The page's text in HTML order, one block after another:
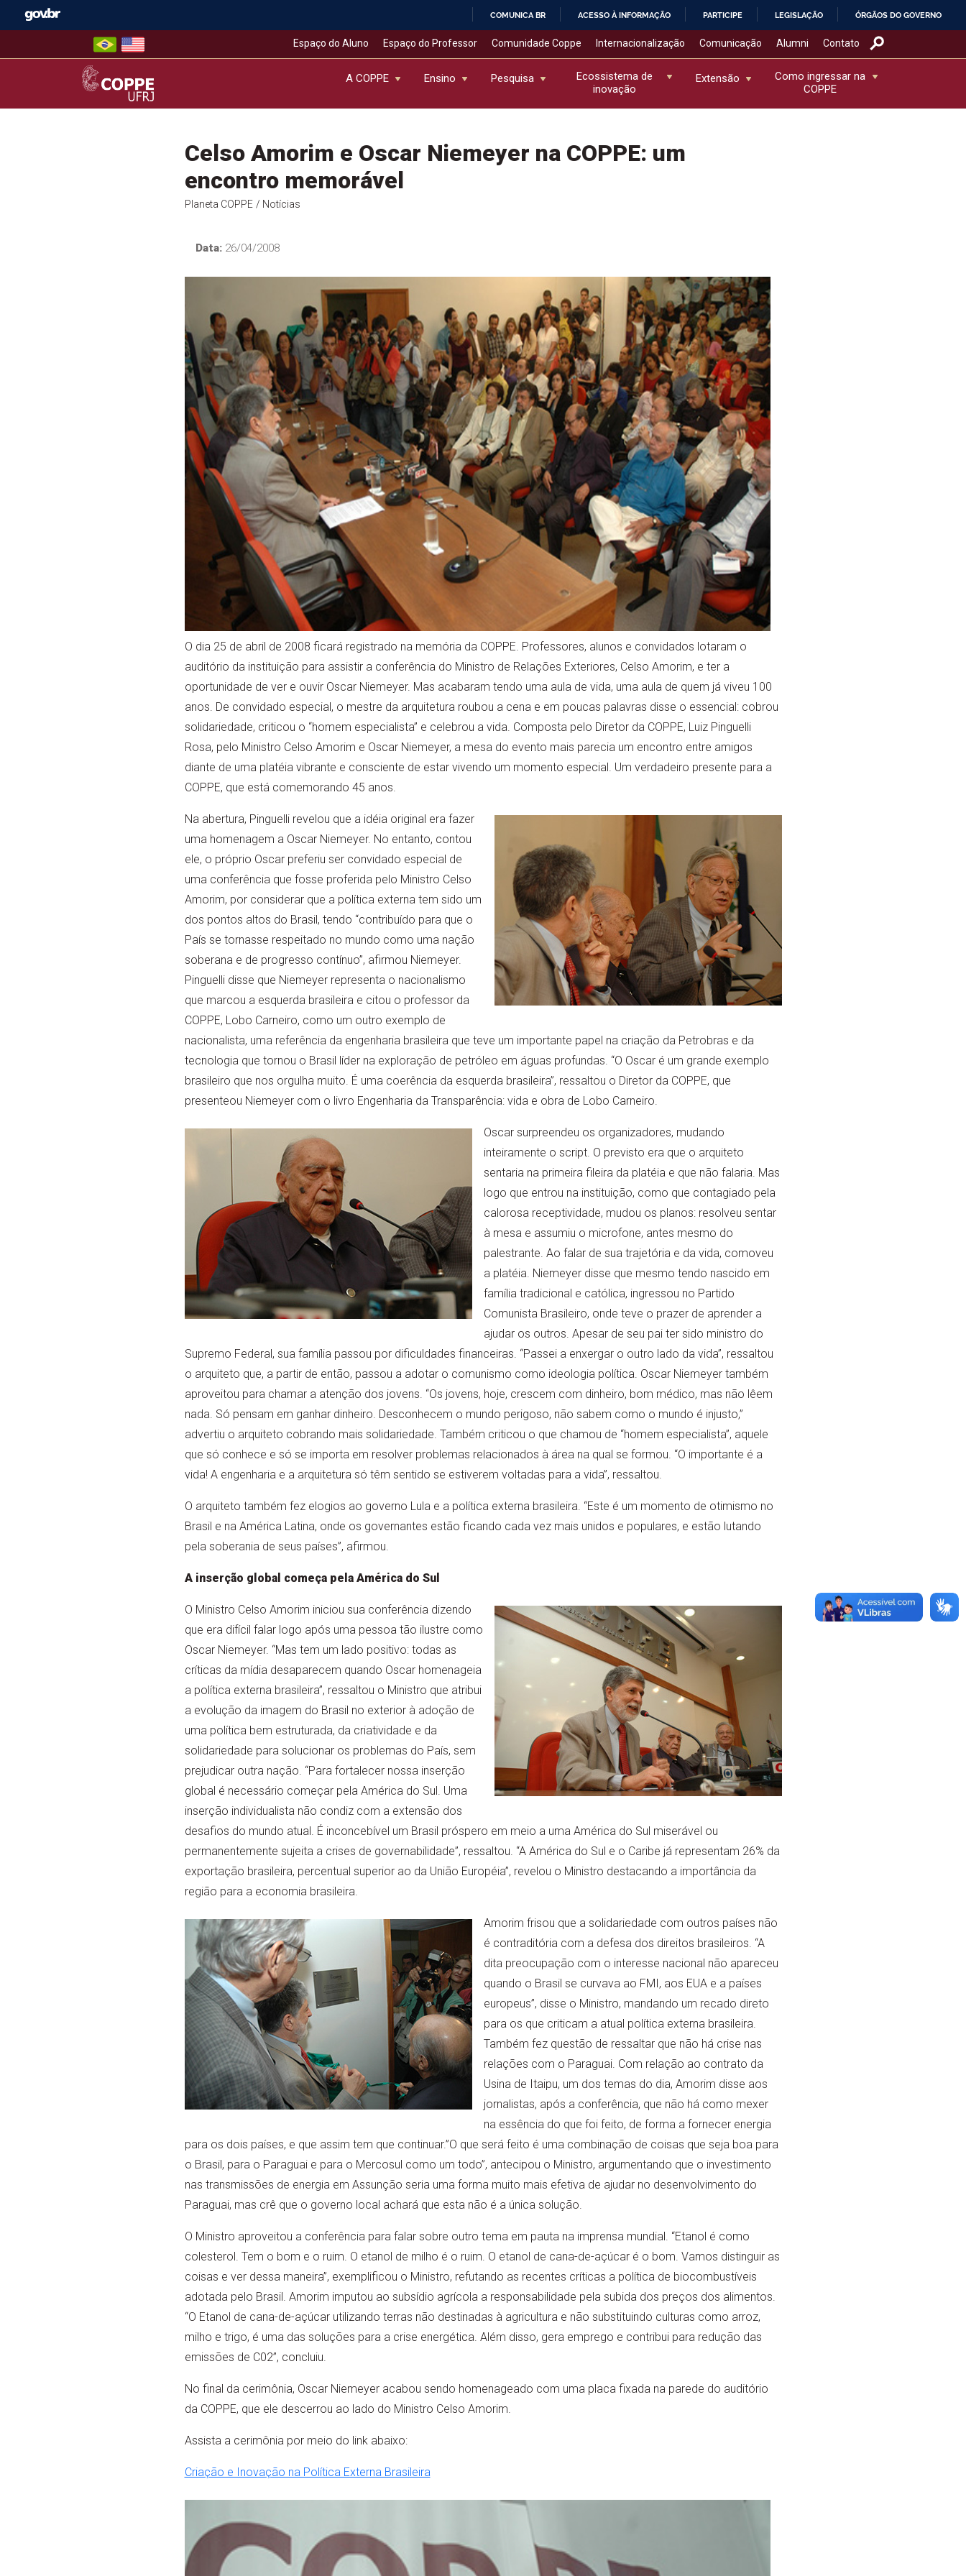
COMUNICA BR ACESSO À INFORMAÇÃO PARTICIPE LEGISLAÇÃO ÓRGÃOS DO GOVERNO
Espaço do Aluno Espaço do Professor Comunidade Coppe Internacionalização Comunicação Alumni Contato
COPPE – UFRJ
A COPPE Ensino Pesquisa
Ecossistema de
inovação
Extensão
Como ingressar na
COPPE
Celso Amorim e Oscar Niemeyer na COPPE: um
encontro memorável
Planeta COPPE / Notícias
Data:26/04/2008
O dia 25 de abril de 2008 ficará registrado na memória da COPPE. Professores, alunos e convidados lotaram o
auditório da instituição para assistir a conferência do Ministro de Relações Exteriores, Celso Amorim, e ter a
oportunidade de ver e ouvir Oscar Niemeyer. Mas acabaram tendo uma aula de vida, uma aula de quem já viveu 100
anos. De convidado especial, o mestre da arquitetura roubou a cena e em poucas palavras disse o essencial: cobrou
solidariedade, criticou o “homem especialista” e celebrou a vida. Composta pelo Diretor da COPPE, Luiz Pinguelli
Rosa, pelo Ministro Celso Amorim e Oscar Niemeyer, a mesa do evento mais parecia um encontro entre amigos
diante de uma platéia vibrante e consciente de estar vivendo um momento especial. Um verdadeiro presente para a
COPPE, que está comemorando 45 anos.
Na abertura, Pinguelli revelou que a idéia original era fazer
uma homenagem a Oscar Niemeyer. No entanto, contou
ele, o próprio Oscar preferiu ser convidado especial de
uma conferência que fosse proferida pelo Ministro Celso
Amorim, por considerar que a política externa tem sido um
dos pontos altos do Brasil, tendo “contribuído para que o
País se tornasse respeitado no mundo como uma nação
soberana e de progresso contínuo”, afirmou Niemeyer.
Pinguelli disse que Niemeyer representa o nacionalismo
que marcou a esquerda brasileira e citou o professor da
COPPE, Lobo Carneiro, como um outro exemplo de
nacionalista, uma referência da engenharia brasileira que teve um importante papel na criação da Petrobras e da
tecnologia que tornou o Brasil líder na exploração de petróleo em águas profundas. “O Oscar é um grande exemplo
brasileiro que nos orgulha muito. É uma coerência da esquerda brasileira”, ressaltou o Diretor da COPPE, que
presenteou Niemeyer com o livro Engenharia da Transparência: vida e obra de Lobo Carneiro.
Oscar surpreendeu os organizadores, mudando
inteiramente o script. O previsto era que o arquiteto
sentaria na primeira fileira da platéia e que não falaria. Mas
logo que entrou na instituição, como que contagiado pela
calorosa receptividade, mudou os planos: resolveu sentar
à mesa e assumiu o microfone, antes mesmo do
palestrante. Ao falar de sua trajetória e da vida, comoveu
a platéia. Niemeyer disse que mesmo tendo nascido em
família tradicional e católica, ingressou no Partido
Comunista Brasileiro, onde teve o prazer de aprender a
ajudar os outros. Apesar de seu pai ter sido ministro do
Supremo Federal, sua família passou por dificuldades financeiras. “Passei a enxergar o outro lado da vida”, ressaltou
o arquiteto que, a partir de então, passou a adotar o comunismo como ideologia política. Oscar Niemeyer também
aproveitou para chamar a atenção dos jovens. “Os jovens, hoje, crescem com dinheiro, bom médico, mas não lêem
nada. Só pensam em ganhar dinheiro. Desconhecem o mundo perigoso, não sabem como o mundo é injusto,”
advertiu o arquiteto cobrando mais solidariedade. Também criticou o que chamou de “homem especialista”, aquele
que só conhece e só se importa em resolver problemas relacionados à área na qual se formou. “O importante é a
vida! A engenharia e a arquitetura só têm sentido se estiverem voltadas para a vida”, ressaltou.
O arquiteto também fez elogios ao governo Lula e a política externa brasileira. “Este é um momento de otimismo no
Brasil e na América Latina, onde os governantes estão ficando cada vez mais unidos e populares, e estão lutando
pela soberania de seus países”, afirmou.
A inserção global começa pela América do Sul
O Ministro Celso Amorim iniciou sua conferência dizendo
que era difícil falar logo após uma pessoa tão ilustre como
Oscar Niemeyer. “Mas tem um lado positivo: todas as
críticas da mídia desaparecem quando Oscar homenageia
a política externa brasileira”, ressaltou o Ministro que atribui
a evolução da imagem do Brasil no exterior à adoção de
uma política bem estruturada, da criatividade e da
solidariedade para solucionar os problemas do País, sem
prejudicar outra nação. “Para fortalecer nossa inserção
global é necessário começar pela América do Sul. Uma
inserção individualista não condiz com a extensão dos
desafios do mundo atual. É inconcebível um Brasil próspero em meio a uma América do Sul miserável ou
permanentemente sujeita a crises de governabilidade”, ressaltou. “A América do Sul e o Caribe já representam 26% da
exportação brasileira, percentual superior ao da União Européia”, revelou o Ministro destacando a importância da
região para a economia brasileira.
Amorim frisou que a solidariedade com outros países não
é contraditória com a defesa dos direitos brasileiros. “A
dita preocupação com o interesse nacional não apareceu
quando o Brasil se curvava ao FMI, aos EUA e a países
europeus”, disse o Ministro, mandando um recado direto
para os que criticam a atual política externa brasileira.
Também fez questão de ressaltar que não há crise nas
relações com o Paraguai. Com relação ao contrato da
Usina de Itaipu, um dos temas do dia, Amorim disse aos
jornalistas, após a conferência, que não há como mexer
na essência do que foi feito, de forma a fornecer energia
para os dois países, e que assim tem que continuar.”O que será feito é uma combinação de coisas que seja boa para
o Brasil, para o Paraguai e para o Mercosul como um todo”, antecipou o Ministro, argumentando que o investimento
nas transmissões de energia em Assunção seria uma forma muito mais efetiva de ajudar no desenvolvimento do
Paraguai, mas crê que o governo local achará que esta não é a única solução.
O Ministro aproveitou a conferência para falar sobre outro tema em pauta na imprensa mundial. “Etanol é como
colesterol. Tem o bom e o ruim. O etanol de milho é o ruim. O etanol de cana-de-açúcar é o bom. Vamos distinguir as
coisas e ver dessa maneira”, exemplificou o Ministro, refutando as recentes críticas a política de biocombustíveis
adotada pelo Brasil. Amorim imputou ao subsídio agrícola a responsabilidade pela subida dos preços dos alimentos.
“O Etanol de cana-de-açúcar utilizando terras não destinadas à agricultura e não substituindo culturas como arroz,
milho e trigo, é uma das soluções para a crise energética. Além disso, gera emprego e contribui para redução das
emissões de C02”, concluiu.
No final da cerimônia, Oscar Niemeyer acabou sendo homenageado com uma placa fixada na parede do auditório
da COPPE, que ele descerrou ao lado do Ministro Celso Amorim.
Assista a cerimônia por meio do link abaixo:
Criação e Inovação na Política Externa Brasileira